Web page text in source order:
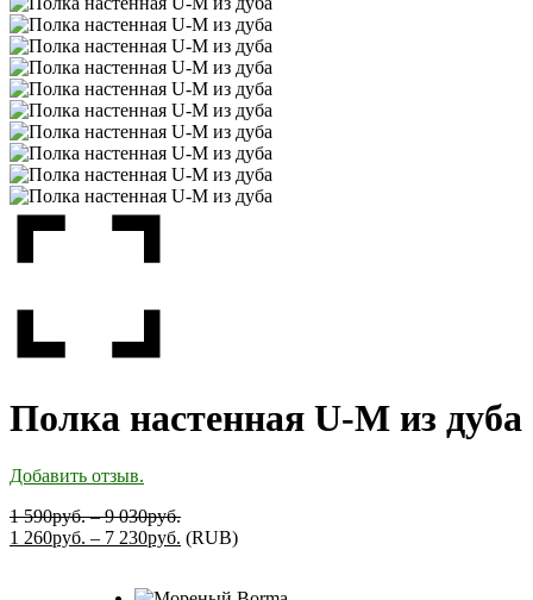
Полка настенная U-M из дуба
Добавить отзыв.
1 590руб.–9 030руб.
1 260руб. – 7 230руб. (RUB)